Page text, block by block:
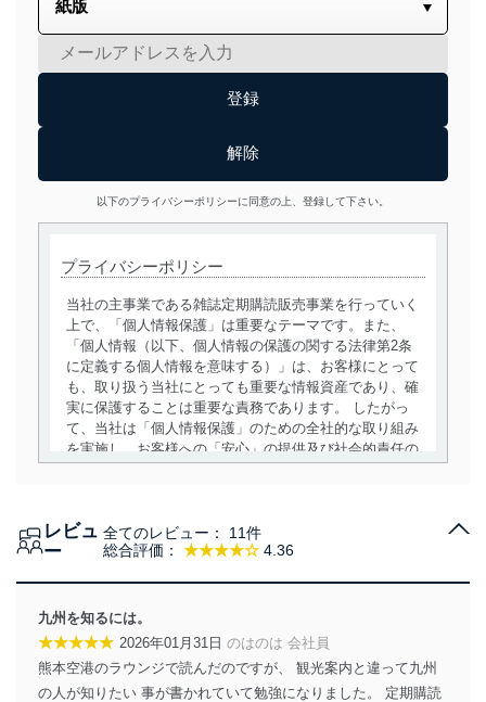
以下のプライバシーポリシーに同意の上、登録して下さい。
プライバシーポリシー
当社の主事業である雑誌定期購読販売事業を行っていく
上で、「個人情報保護」は重要なテーマです。また、
「個人情報（以下、個人情報の保護の関する法律第2条
に定義する個人情報を意味する）」は、お客様にとって
も、取り扱う当社にとっても重要な情報資産であり、確
実に保護することは重要な責務であります。 したがっ
て、当社は「個人情報保護」のための全社的な取り組み
を実施し、お客様への「安心」の提供及び社会的責任の
当社は、個人情報の取得・利用・提供に際して、その利
達成に必要な範囲内で適法かつ公正な手段によって取
得・利用・提供を行います。また、当社が保有している
個人情報は、同意を得ずに目的外利用、第三者への提
供・開示は行いません。当社においてはこれらの取り組
みを確実にするため、従業者等の教育を徹底してまいり
ます。また、目的外利用を行わないために、適切な管理
レビュ
ー
総合評価： ★★★★☆ 4.36
全てのレビュー： 11件
九州を知るには。
★★★★★ 2026年01月31日 のはのは 会社員
熊本空港のラウンジで読んだのですが、 観光案内と違って九州
の人が知りたい 事が書かれていて勉強になりました。 定期購読